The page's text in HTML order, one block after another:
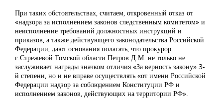
При таких обстоятельствах, считаем, откровенный отказ от
«надзора за исполнением законов следственным комитетом» и
неисполнение требований должностных инструкций и
приказов, а также действующего законодательства Российской
Федерации, дают основания полагать, что прокурор
г.Стрежевой Томской области Петров Д.М. не только не
заслуживает награды значком отличия «За верность закону» 3-
й степени, но и не вправе осуществлять «от имени Российской
Федерации надзор за соблюдением Конституции РФ и
исполнением законов, действующих на территории РФ».